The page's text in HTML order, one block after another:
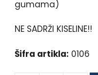
gumama)
NE SADRŽI KISELINE!!
Šifra artikla: 0106